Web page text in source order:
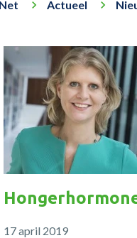
Actueel
17 april 2019